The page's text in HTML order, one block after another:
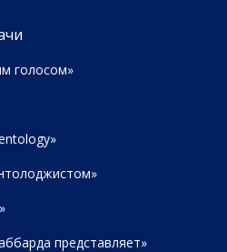
голосом»
представляет»